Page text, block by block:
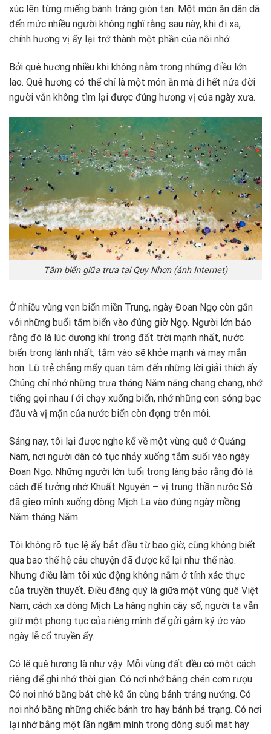
xúc lên từng miếng bánh tráng giòn tan. Một món ăn dân dã
đến mức nhiều người không nghĩ rằng sau này, khi đi xa,
chính hương vị ấy lại trở thành một phần của nỗi nhớ.
Bởi quê hương nhiều khi không nằm trong những điều lớn
lao. Quê hương có thể chỉ là một món ăn mà đi hết nửa đời
người vẫn không tìm lại được đúng hương vị của ngày xưa.
Tắm biển giữa trưa tại Quy Nhơn (ảnh Internet)
Ở nhiều vùng ven biển miền Trung, ngày Đoan Ngọ còn gắn
với những buổi tắm biển vào đúng giờ Ngọ. Người lớn bảo
rằng đó là lúc dương khí trong đất trời mạnh nhất, nước
biển trong lành nhất, tắm vào sẽ khỏe mạnh và may mắn
hơn. Lũ trẻ chẳng mấy quan tâm đến những lời giải thích ấy.
Chúng chỉ nhớ những trưa tháng Năm nắng chang chang, nhớ
tiếng gọi nhau í ới chạy xuống biển, nhớ những con sóng bạc
đầu và vị mặn của nước biển còn đọng trên môi.
Sáng nay, tôi lại được nghe kể về một vùng quê ở Quảng
Nam, nơi người dân có tục nhảy xuống tắm suối vào ngày
Đoan Ngọ. Những người lớn tuổi trong làng bảo rằng đó là
cách để tưởng nhớ Khuất Nguyên – vị trung thần nước Sở
đã gieo mình xuống dòng Mịch La vào đúng ngày mồng
Năm tháng Năm.
Tôi không rõ tục lệ ấy bắt đầu từ bao giờ, cũng không biết
qua bao thế hệ câu chuyện đã được kể lại như thế nào.
Nhưng điều làm tôi xúc động không nằm ở tính xác thực
của truyền thuyết. Điều đáng quý là giữa một vùng quê Việt
Nam, cách xa dòng Mịch La hàng nghìn cây số, người ta vẫn
giữ một phong tục của riêng mình để gửi gắm ký ức vào
ngày lễ cổ truyền ấy.
Có lẽ quê hương là như vậy. Mỗi vùng đất đều có một cách
riêng để ghi nhớ thời gian. Có nơi nhớ bằng chén cơm rượu.
Có nơi nhớ bằng bát chè kê ăn cùng bánh tráng nướng. Có
nơi nhớ bằng những chiếc bánh tro hay bánh bá trạng. Có nơi
lại nhớ bằng một lần ngâm mình trong dòng suối mát hay